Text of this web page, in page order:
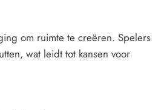
om ruimte te creëren. Spelers
wat leidt tot kansen voor